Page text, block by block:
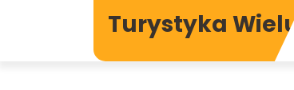
Turystyka